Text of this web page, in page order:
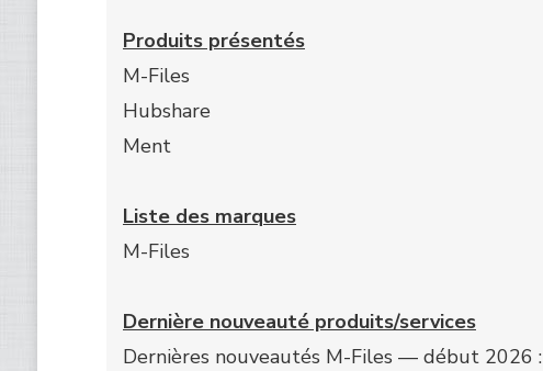
Produits présentés
M-Files
Hubshare
Ment
Liste des marques
M-Files
Dernière nouveauté produits/services
Dernières nouveautés M-Files — début 2026 :